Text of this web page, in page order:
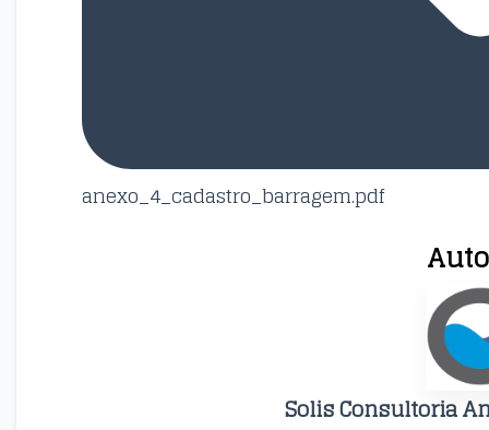
anexo_4_cadastro_barragem.pdf
Solis Consultoria